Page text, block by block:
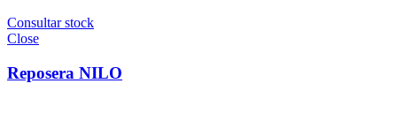
Consultar stock
Close
Reposera NILO